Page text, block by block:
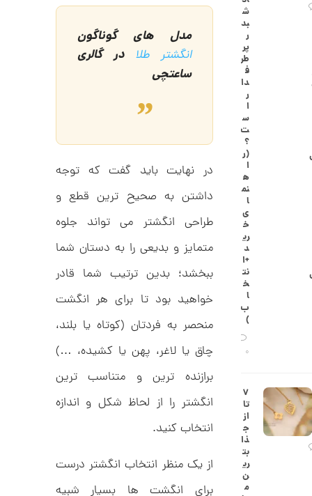
مدل های گوناگون
انگشتر طلا در گالری
ساعتچی
در نهایت باید گفت که توجه
داشتن به صحیح ترین قطع و
طراحی انگشتر می تواند جلوه
متمایز و بدیعی را به دستان شما
ببخشد؛ بدین ترتیب شما قادر
خواهید بود تا برای هر انگشت
منحصر به فردتان (کوتاه یا بلند،
چاق یا لاغر، پهن یا کشیده، …)
برازنده ترین و متناسب ترین
انگشتر را از لحاظ شکل و اندازه
انتخاب کنید.
از یک منظر انتخاب انگشتر درست
برای انگشت ها بسیار شبیه
ش
بد
ر
پر
طر
ف
دا
ر
ا
س
ت
؟
(ر
ا
ه
نم
ا
ی
خ
ری
د
+ا
نت
خ
ا
ب
)
0
۷
تا
از
ج
ذا
بت
ری
ن
م
ا
ن
ش
ت
ر
ط
ز
ک
ا
ل
ک
ش
ی
ن
ی
م
ا
ل
ر
ح
ش
ع
ی
ک
د
C
R
8
8
9
2
6
0
9
4
,
0
0
0
ت
و
م
ا
ا
ن
گ
ش
ت
ر
ط
ل
ا
1
1
2